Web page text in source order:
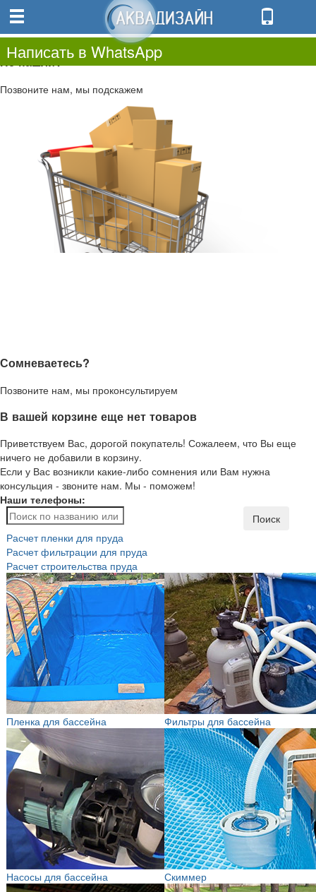
0.00
0
Не нашли?
Позвоните нам, мы подскажем
Сомневаетесь?
Позвоните нам, мы проконсультируем
В вашей корзине еще нет товаров
Приветствуем Вас, дорогой покупатель! Сожалеем, что Вы еще
ничего не добавили в корзину.
Если у Вас возникли какие-либо сомнения или Вам нужна
консульция - звоните нам. Мы - поможем!
Наши телефоны:
Написать в WhatsApp
Поиск
Расчет пленки для пруда
Расчет фильтрации для пруда
Расчет строительства пруда
Пленка для бассейна Фильтры для бассейна
Насосы для бассейна Скиммер